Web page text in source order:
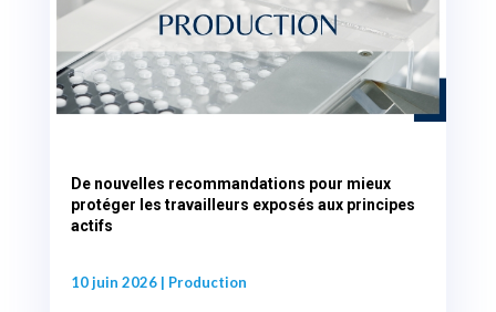
De nouvelles recommandations pour mieux
protéger les travailleurs exposés aux principes
actifs
10 juin 2026| Production